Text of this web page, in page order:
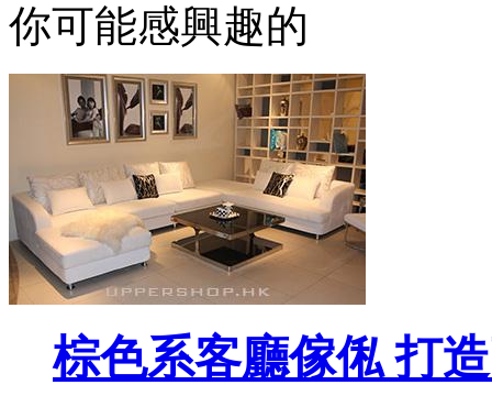
你可能感興趣的
棕色系客廳傢俬 打